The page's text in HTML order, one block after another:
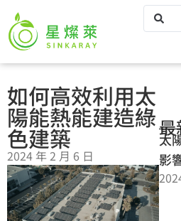
如何高效利用太
陽能熱能建造綠
色建築
2024 年 2 月 6 日
最
太
影